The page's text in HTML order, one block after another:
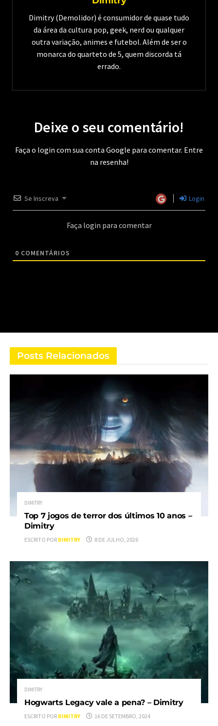
Dimitry (Demolidor) é consumidor de quase tudo
da área da cultura pop, geek, nerd ou qualquer
outra variação, animes e futebol. Além de ser o
monarca do quarteto de 5, quem discorda tá
errado.
Deixe o seu comentário!
Faça o login com sua conta Google para comentar. Entre
na resenha!
Se Inscreva Login
Faça login para comentar
0 COMENTÁRIOS
Posts Relacionados
DIMITRY
Top 7 jogos de terror dos últimos 10 anos –
Dimitry
ESCRITO POR DIMITRY 8 DE JULHO, 2026
DIMITRY
Hogwarts Legacy vale a pena? – Dimitry
ESCRITO POR DIMITRY 16 DE SETEMBRO, 2024